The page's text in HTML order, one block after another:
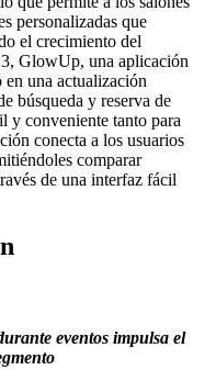
personalizadas que
el crecimiento del
GlowUp, una aplicación
una actualización
búsqueda y reserva de
y conveniente tanto para
conecta a los usuarios
comparar
de una interfaz fácil
eventos impulsa el